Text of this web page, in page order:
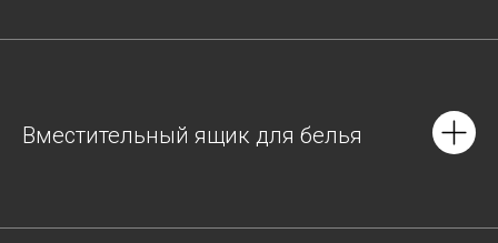
Вместительный ящик для белья